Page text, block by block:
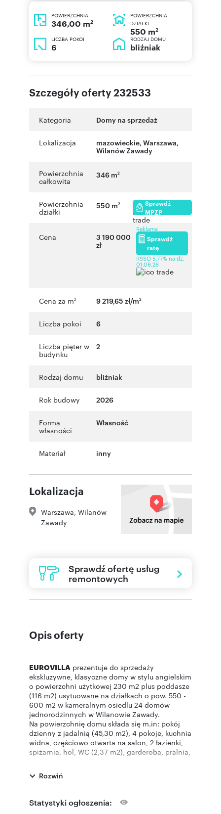
POWIERZCHNIA
346,00 m2
POWIERZCHNIA
DZIAŁKI
550 m2
LICZBA POKOI
6
RODZAJ DOMU
bliźniak
Szczegóły oferty 232533
Kategoria Domy na sprzedaż
Lokalizacja mazowieckie, Warszawa,
Wilanów Zawady
Powierzchnia
całkowita
346 m2
Powierzchnia
działki
550 m2
Sprawdź
MPZP
Cena
3 190 000
zł
Reklama
Sprawdź
ratę
RSSO 5,77% na dz.
01.06.26
Cena za m2 9 219,65 zł/m2
Liczba pokoi 6
Liczba pięter w
budynku
2
Rodzaj domu bliźniak
Rok budowy 2026
Forma
własności
Własność
Materiał inny
Lokalizacja
Warszawa Wilanów
Zawady
Sprawdź ofertę usług
remontowych
Opis oferty
EUROVILLA prezentuje do sprzedaży
ekskluzywne, klasyczne domy w stylu angielskim
o powierzchni użytkowej 230 m2 plus poddasze
(116 m2) usytuowane na działkach o pow. 550 -
600 m2 w kameralnym osiedlu 24 domów
jednorodzinnych w Wilanowie Zawady.
Na powierzchnię domu składa się m.in: pokój
dzienny z jadalnią (45,30 m2), 4 pokoje, kuchnia
widna, częściowo otwarta na salon, 2 łazienki,
spiżarnia, hol, WC (2,37 m2), garderoba, pralnia,
aranżacji.
Dom bardzo funkcjonalny o komfortowo
rozplanowanej przestrzeni i wysokim
standardzie. Dobra lokalizacja, blisko
Rozwiń
Statystyki ogłoszenia: